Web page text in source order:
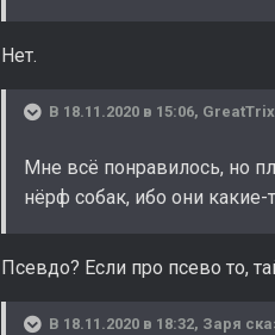
Нет.
В 18.11.2020 в 15:06,
Мне всё понравилось, но
нёрф собак, ибо они какие-
Псевдо? Если про псево то,
В 18.11.2020 в 18:32, Заря